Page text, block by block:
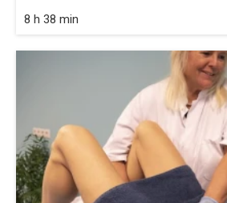
8 h 38 min